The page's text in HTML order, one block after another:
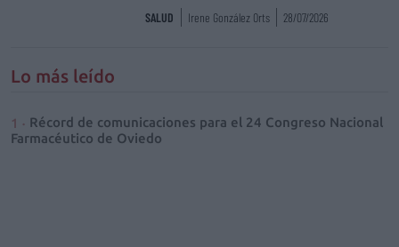
SALUD Irene González Orts 28/07/2026
Lo más leído
Récord de comunicaciones para el 24 Congreso Nacional
Farmacéutico de Oviedo